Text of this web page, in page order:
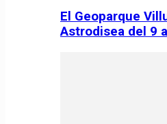
El Geoparque
Astrodisea del 9